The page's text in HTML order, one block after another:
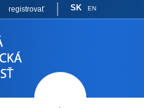
registrovať SK EN